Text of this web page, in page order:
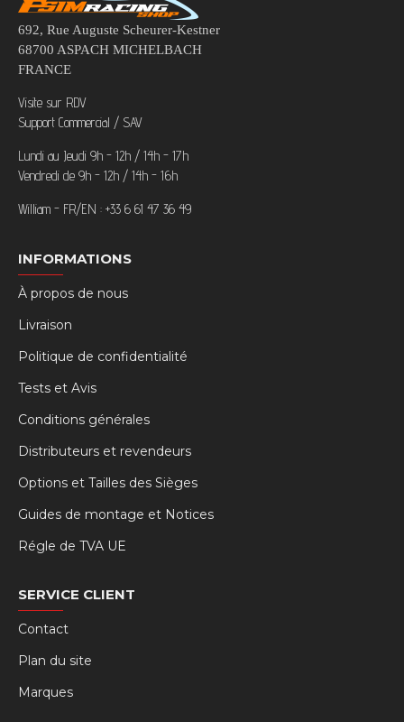
692, Rue Auguste Scheurer-Kestner
68700 ASPACH MICHELBACH
FRANCE
Visite sur RDV
Support Commercial / SAV
Lundi au Jeudi 9h - 12h / 14h - 17h
Vendredi de 9h - 12h / 14h - 16h
William - FR/EN : +33 6 61 47 36 49
INFORMATIONS
À propos de nous
Livraison
Politique de confidentialité
Tests et Avis
Conditions générales
Distributeurs et revendeurs
Options et Tailles des Sièges
Guides de montage et Notices
Régle de TVA UE
SERVICE CLIENT
Contact
Plan du site
Marques